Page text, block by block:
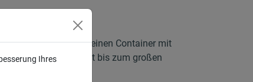
Größen. Vom kleinen Container mit
und Erde geeignet ist bis zum großen
Ihres